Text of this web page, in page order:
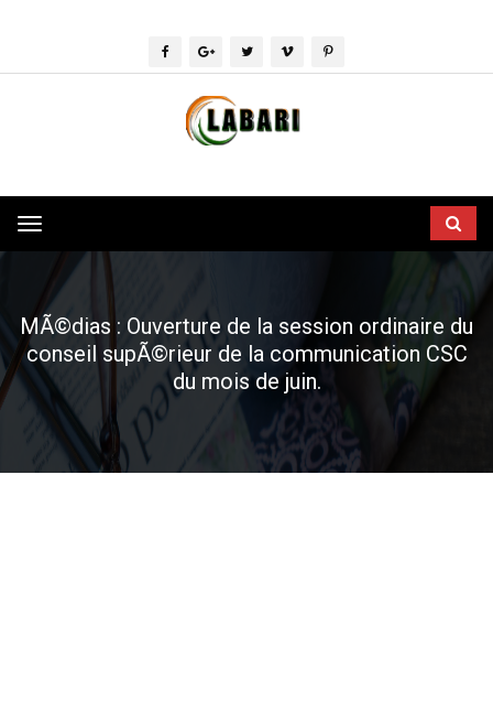
Toggle
navigation
MÃ©dias : Ouverture de la session ordinaire du
conseil supÃ©rieur de la communication CSC
du mois de juin.